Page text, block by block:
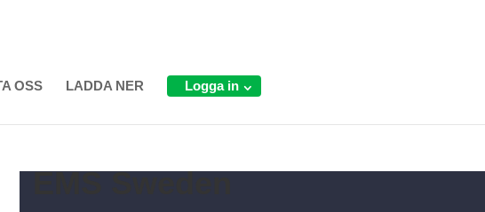
OSS LADDA NER Logga in
EMS Sweden